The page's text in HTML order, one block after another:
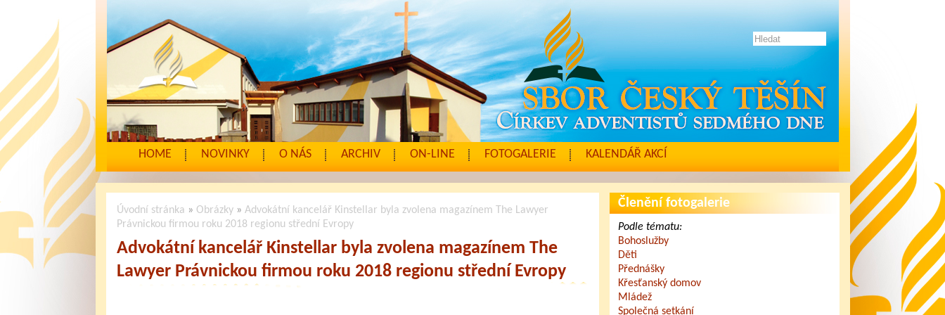
HOME NOVINKY O NÁS ARCHIV ON-LINE FOTOGALERIE KALENDÁŘ AKCÍ
Úvodní stránka » Obrázky» Advokátní kancelář Kinstellar byla zvolena magazínem The Lawyer
Právnickou firmou roku 2018 regionu střední Evropy
Advokátní kancelář Kinstellar byla zvolena magazínem The
Lawyer Právnickou firmou roku 2018 regionu střední Evropy
Členění fotogalerie
Podle tématu:
Bohoslužby
Děti
Přednášky
Křesťanský domov
Mládež
Společná setkání